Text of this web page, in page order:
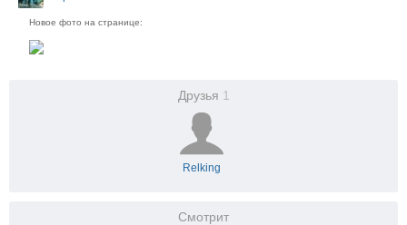
Новое фото на странице:
Друзья 1
Relking
Смотрит